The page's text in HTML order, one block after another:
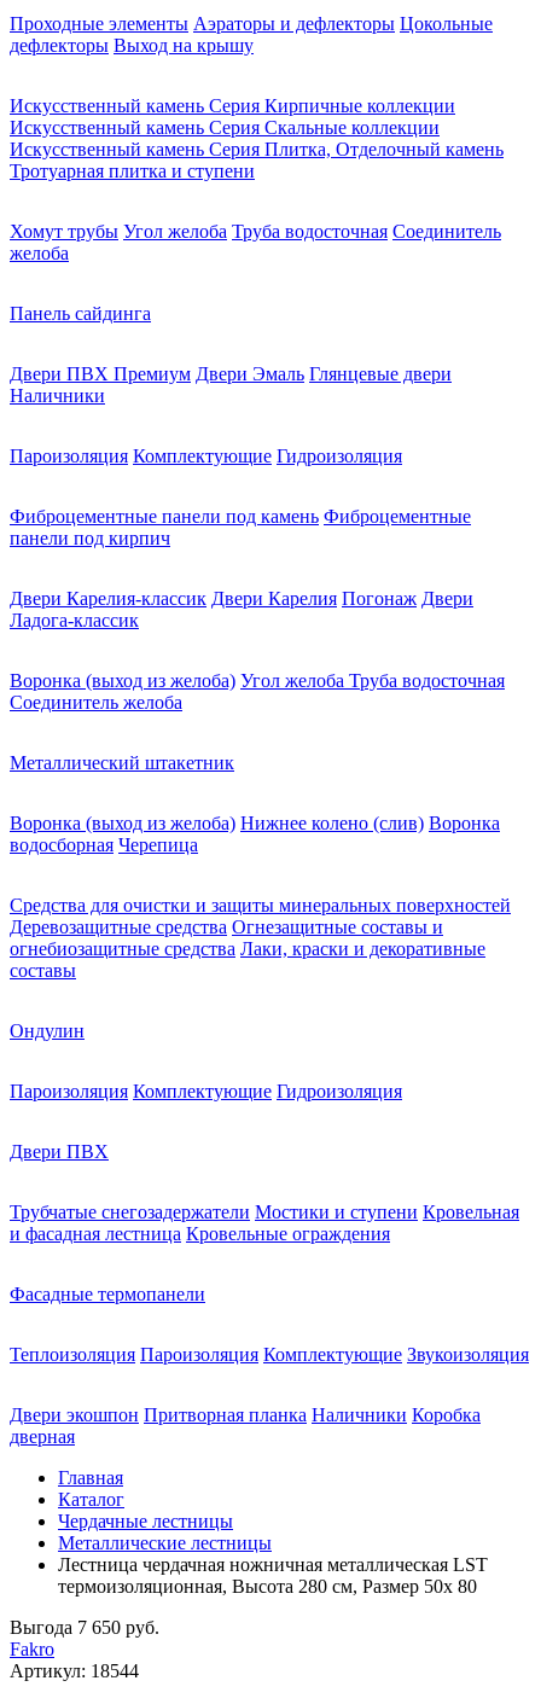
Проходные элементы Аэраторы и дефлекторы Цокольные
дефлекторы Выход на крышу
Искусственный камень Серия Кирпичные коллекции
Искусственный камень Серия Скальные коллекции
Искусственный камень Серия Плитка, Отделочный камень
Тротуарная плитка и ступени
Хомут трубы Угол желоба Труба водосточная Соединитель
желоба
Панель сайдинга
Двери ПВХ Премиум Двери Эмаль Глянцевые двери
Наличники
Пароизоляция Комплектующие Гидроизоляция
Фиброцементные панели под камень Фиброцементные
панели под кирпич
Двери Карелия-классик Двери Карелия Погонаж Двери
Ладога-классик
Воронка (выход из желоба) Угол желоба Труба водосточная
Соединитель желоба
Металлический штакетник
Воронка (выход из желоба) Нижнее колено (слив) Воронка
водосборная Черепица
Средства для очистки и защиты минеральных поверхностей
Деревозащитные средства Огнезащитные составы и
огнебиозащитные средства Лаки, краски и декоративные
составы
Ондулин
Пароизоляция Комплектующие Гидроизоляция
Двери ПВХ
Трубчатые снегозадержатели Мостики и ступени Кровельная
и фасадная лестница Кровельные ограждения
Фасадные термопанели
Теплоизоляция Пароизоляция Комплектующие Звукоизоляция
Двери экошпон Притворная планка Наличники Коробка
дверная
Главная
Каталог
Чердачные лестницы
Металлические лестницы
Лестница чердачная ножничная металлическая LST
термоизоляционная, Высота 280 см, Размер 50х 80
Выгода 7 650 руб.
Fakro
Артикул: 18544